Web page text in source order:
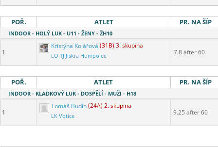
POŘ. ATLET PR. NA ŠÍP
INDOOR - HOLÝ LUK - U11 - ŽENY - ŽH10
1
Kristýna Kolářová (31B) 3. skupina
LO TJ Jiskra Humpolec 7.8 after 60
POŘ. ATLET PR. NA ŠÍP
INDOOR - KLADKOVÝ LUK - DOSPĚLÍ - MUŽI - H18
1
Tomáš Budín(24A) 2. skupina
LK Votice 9.25 after 60